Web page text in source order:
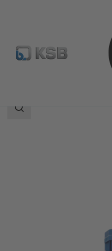
Katalog produktów
Zakres